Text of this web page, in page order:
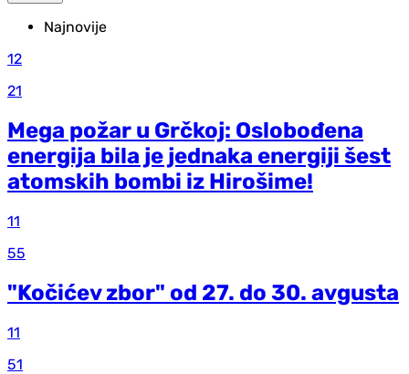
Najnovije
12
21
Mega požar u Grčkoj: Oslobođena
energija bila je jednaka energiji šest
atomskih bombi iz Hirošime!
11
55
"Kočićev zbor" od 27. do 30. avgusta
11
51